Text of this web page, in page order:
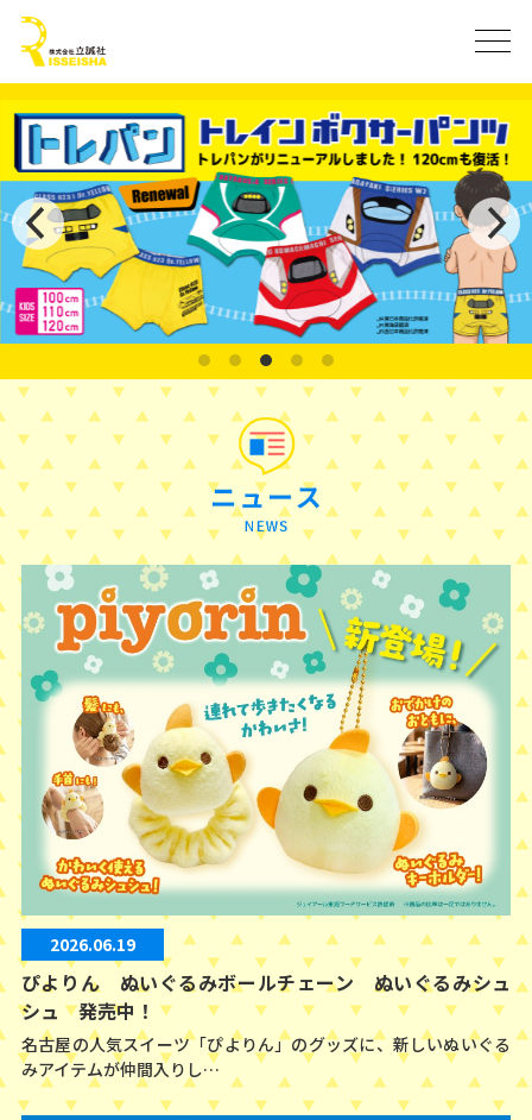
2026.06.19
ぴよりん ぬいぐるみボールチェーン ぬいぐるみシュ
シュ 発売中！
名古屋の人気スイーツ「ぴよりん」のグッズに、新しいぬいぐる
みアイテムが仲間入りし…